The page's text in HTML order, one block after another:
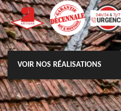
VOIR NOS RÉALISATIONS